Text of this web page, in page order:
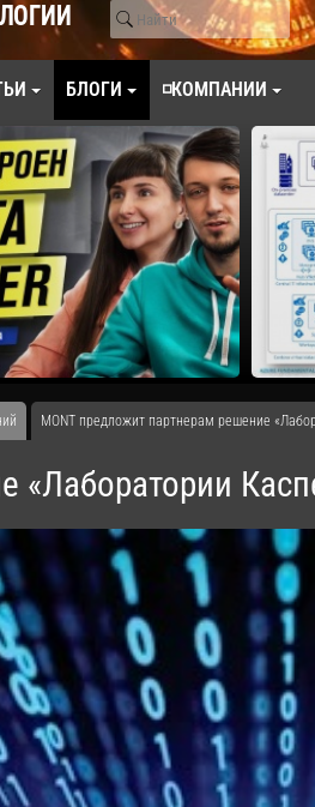
БЛОГИ ◽КОМПАНИИ
MONT предложит партнерам решение
«Лаборатории